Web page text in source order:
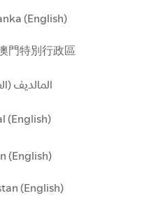
(English)
門特別行政區
المالديف
(English)
(English)
(English)